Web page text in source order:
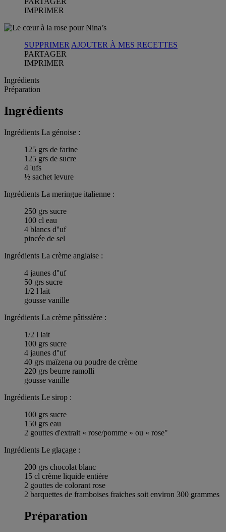
IMPRIMER
SUPPRIMER AJOUTER À MES RECETTES
PARTAGER
IMPRIMER
Ingrédients
Préparation
Ingrédients
Ingrédients La génoise :
125 grs de farine
125 grs de sucre
4 'ufs
½ sachet levure
Ingrédients La meringue italienne :
250 grs sucre
100 cl eau
4 blancs d''uf
pincée de sel
Ingrédients La crème anglaise :
4 jaunes d''uf
50 grs sucre
1/2 l lait
gousse vanille
Ingrédients La crème pâtissière :
1/2 l lait
100 grs sucre
4 jaunes d''uf
40 grs maïzena ou poudre de crème
220 grs beurre ramolli
gousse vanille
Ingrédients Le sirop :
100 grs sucre
150 grs eau
2 gouttes d'extrait « rose/pomme » ou « rose"
Ingrédients Le glaçage :
200 grs chocolat blanc
15 cl crème liquide entière
2 gouttes de colorant rose
2 barquettes de framboises fraiches soit environ 300 grammes
Préparation